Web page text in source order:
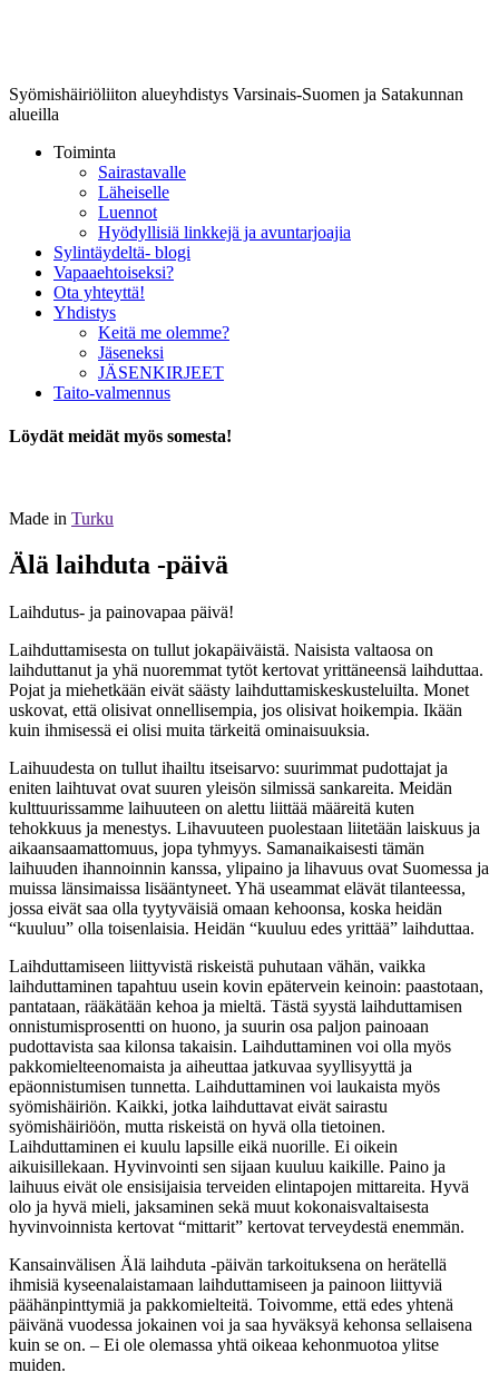
Syömishäiriöliiton alueyhdistys Varsinais-Suomen ja Satakunnan
alueilla
Toiminta
Sairastavalle
Läheiselle
Luennot
Hyödyllisiä linkkejä ja avuntarjoajia
Sylintäydeltä- blogi
Vapaaehtoiseksi?
Ota yhteyttä!
Yhdistys
Keitä me olemme?
Jäseneksi
JÄSENKIRJEET
Taito-valmennus
Löydät meidät myös somesta!
Made in Turku
Älä laihduta -päivä
Laihdutus- ja painovapaa päivä!
Laihduttamisesta on tullut jokapäiväistä. Naisista valtaosa on
laihduttanut ja yhä nuoremmat tytöt kertovat yrittäneensä laihduttaa.
Pojat ja miehetkään eivät säästy laihduttamiskeskusteluilta. Monet
uskovat, että olisivat onnellisempia, jos olisivat hoikempia. Ikään
kuin ihmisessä ei olisi muita tärkeitä ominaisuuksia.
Laihuudesta on tullut ihailtu itseisarvo: suurimmat pudottajat ja
eniten laihtuvat ovat suuren yleisön silmissä sankareita. Meidän
kulttuurissamme laihuuteen on alettu liittää määreitä kuten
tehokkuus ja menestys. Lihavuuteen puolestaan liitetään laiskuus ja
aikaansaamattomuus, jopa tyhmyys. Samanaikaisesti tämän
laihuuden ihannoinnin kanssa, ylipaino ja lihavuus ovat Suomessa ja
muissa länsimaissa lisääntyneet. Yhä useammat elävät tilanteessa,
jossa eivät saa olla tyytyväisiä omaan kehoonsa, koska heidän
“kuuluu” olla toisenlaisia. Heidän “kuuluu edes yrittää” laihduttaa.
Laihduttamiseen liittyvistä riskeistä puhutaan vähän, vaikka
laihduttaminen tapahtuu usein kovin epätervein keinoin: paastotaan,
pantataan, rääkätään kehoa ja mieltä. Tästä syystä laihduttamisen
onnistumisprosentti on huono, ja suurin osa paljon painoaan
pudottavista saa kilonsa takaisin. Laihduttaminen voi olla myös
pakkomielteenomaista ja aiheuttaa jatkuvaa syyllisyyttä ja
epäonnistumisen tunnetta. Laihduttaminen voi laukaista myös
syömishäiriön. Kaikki, jotka laihduttavat eivät sairastu
syömishäiriöön, mutta riskeistä on hyvä olla tietoinen.
Laihduttaminen ei kuulu lapsille eikä nuorille. Ei oikein
aikuisillekaan. Hyvinvointi sen sijaan kuuluu kaikille. Paino ja
laihuus eivät ole ensisijaisia terveiden elintapojen mittareita. Hyvä
olo ja hyvä mieli, jaksaminen sekä muut kokonaisvaltaisesta
hyvinvoinnista kertovat “mittarit” kertovat terveydestä enemmän.
Kansainvälisen Älä laihduta -päivän tarkoituksena on herätellä
ihmisiä kyseenalaistamaan laihduttamiseen ja painoon liittyviä
päähänpinttymiä ja pakkomielteitä. Toivomme, että edes yhtenä
päivänä vuodessa jokainen voi ja saa hyväksyä kehonsa sellaisena
kuin se on. – Ei ole olemassa yhtä oikeaa kehonmuotoa ylitse
muiden.